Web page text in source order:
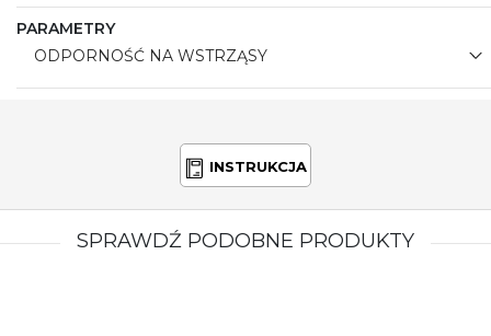
PARAMETRY
ODPORNOŚĆ NA WSTRZĄSY
INSTRUKCJA
SPRAWDŹ PODOBNE PRODUKTY